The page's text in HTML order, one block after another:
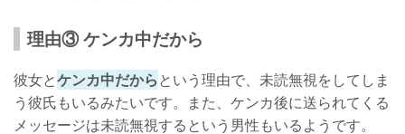
理由③ ケンカ中だから
彼女とケンカ中だからという理由で、未読無視をしてしま
う彼氏もいるみたいです。また、ケンカ後に送られてくる
メッセージは未読無視するという男性もいるようです。